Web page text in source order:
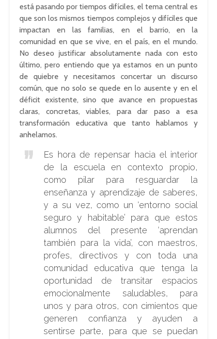
está pasando por tiempos difíciles, el tema central es
que son los mismos tiempos complejos y difíciles que
impactan en las familias, en el barrio, en la
comunidad en que se vive, en el país, en el mundo.
No deseo justificar absolutamente nada con esto
último, pero entiendo que ya estamos en un punto
de quiebre y necesitamos concertar un discurso
común, que no solo se quede en lo ausente y en el
déficit existente, sino que avance en propuestas
claras, concretas, viables, para dar paso a esa
transformación educativa que tanto hablamos y
anhelamos.
Es hora de repensar hacia el interior
de la escuela en contexto propio,
como pilar para resguardar la
enseñanza y aprendizaje de saberes,
y a su vez, como un ‘entorno social
seguro y habitable’ para que estos
alumnos del presente ‘aprendan
también para la vida’, con maestros,
profes, directivos y con toda una
comunidad educativa que tenga la
oportunidad de transitar espacios
emocionalmente saludables, para
unos y para otros, con cimientos que
generen confianza y ayuden a
sentirse parte, para que se puedan